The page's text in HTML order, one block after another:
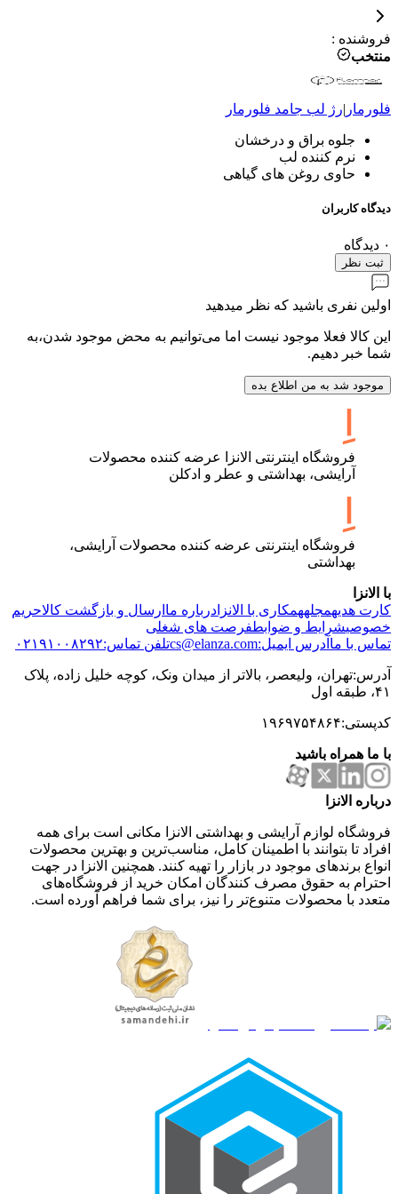
فروشنده :
منتخب
فلورمار |رژ لب جامد فلورمار
جلوه براق و درخشان
نرم کننده لب
حاوی روغن های گیاهی
دیدگاه کاربران
۰ دیدگاه
ثبت نظر
اولین نفری باشید که نظر میدهید
این کالا فعلا موجود نیست اما می‌توانیم به محض موجود شدن،به
شما خبر دهیم.
موجود شد به من اطلاع بده
فروشگاه اینترنتی الانزا عرضه کننده محصولات
آرایشی، بهداشتی و عطر و ادکلن
فروشگاه اینترنتی عرضه کننده محصولات آرایشی،
بهداشتی
با الانزا
کارت هدیهمجلههمکاری با الانزا درباره ما ارسال و بازگشت کالاحریم
خصوصیشرایط و ضوابطفرصت های شغلی
تماس با ما آدرس ایمیل:cs@elanza.com تلفن تماس:۰۲۱۹۱۰۰۸۲۹۲
آدرس:تهران، ولیعصر، بالاتر از میدان ونک، کوچه خلیل زاده، پلاک
۴۱، طبقه اول
کدپستی:۱۹۶۹۷۵۴۸۶۴
با ما همراه باشید
درباره الانزا
فروشگاه لوازم آرایشی و بهداشتی الانزا مکانی است برای همه
افراد تا بتوانند با اطمینان کامل، مناسب‌ترین و بهترین محصولات
انواع برندهای موجود در بازار را تهیه کنند. همچنین الانزا در جهت
احترام به حقوق مصرف کنندگان امکان خرید از فروشگاه‌های
متعدد با محصولات متنوع‌تر را نیز، برای شما فراهم آورده است.